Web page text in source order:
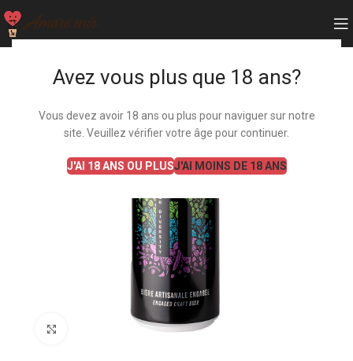
Avez vous plus que 18 ans?
Vous devez avoir 18 ans ou plus pour naviguer sur notre
site. Veuillez vérifier votre âge pour continuer.
J'AI 18 ANS OU PLUSJ'AI MOINS DE 18 ANS